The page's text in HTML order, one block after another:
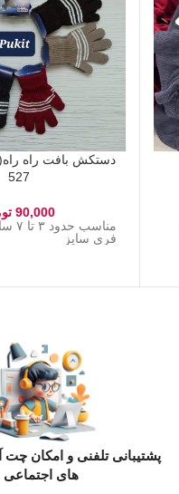
527
90,000
فری سایز
پشتیبانی تلفنی و امکان چت
های اجتماعی